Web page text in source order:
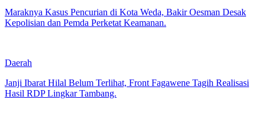
Maraknya Kasus Pencurian di Kota Weda, Bakir Oesman Desak
Kepolisian dan Pemda Perketat Keamanan.
Daerah
Janji Ibarat Hilal Belum Terlihat, Front Fagawene Tagih Realisasi
Hasil RDP Lingkar Tambang.